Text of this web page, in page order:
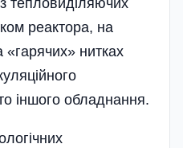
тепловиділяючих
реактора, на
«гарячих» нитках
іншого обладнання.